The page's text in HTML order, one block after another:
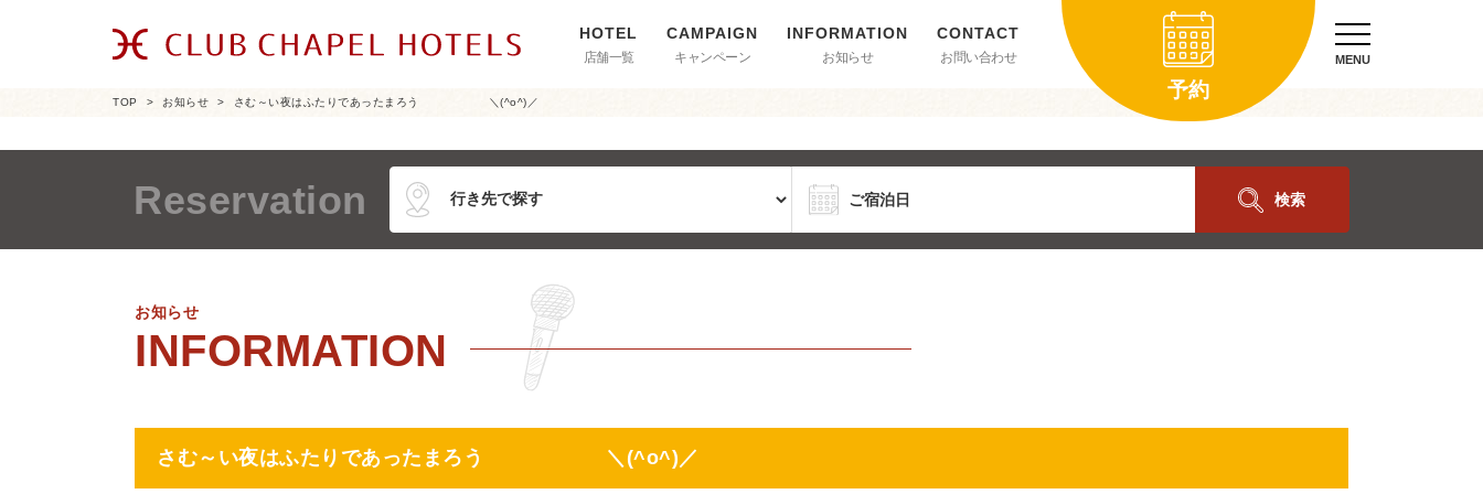
店舗一覧 キャンペーン お知らせ お問い合わせ
予約
MENU
TOP お知らせ さむ～い夜はふたりであったまろう ＼(^o^)／
Reservation 検索
お知らせ
さむ～い夜はふたりであったまろう ＼(^o^)／